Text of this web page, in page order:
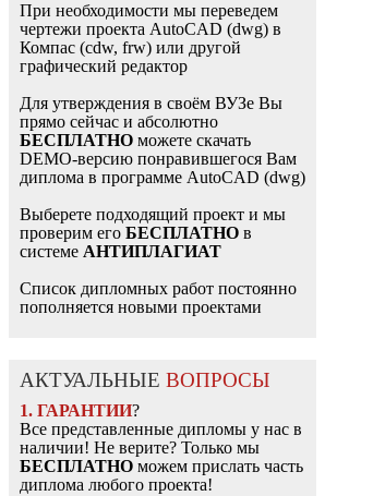
При необходимости мы переведем
чертежи проекта AutoCAD (dwg) в
Компас (cdw, frw) или другой
графический редактор
Для утверждения в своём ВУЗе Вы
прямо сейчас и абсолютно
БЕСПЛАТНО можете скачать
DEMO-версию понравившегося Вам
диплома в программе AutoCAD (dwg)
Выберете подходящий проект и мы
проверим его БЕСПЛАТНО в
системе АНТИПЛАГИАТ
Список дипломных работ постоянно
пополняется новыми проектами
АКТУАЛЬНЫЕ ВОПРОСЫ
1. ГАРАНТИИ?
Все представленные дипломы у нас в
наличии! Не верите? Только мы
БЕСПЛАТНО можем прислать часть
диплома любого проекта!